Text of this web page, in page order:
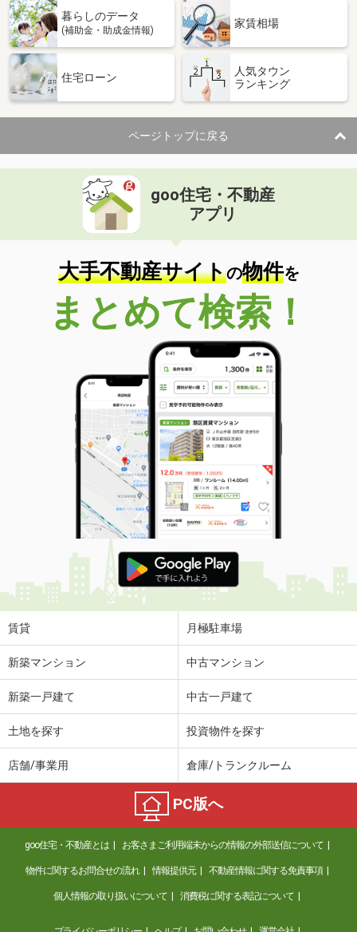
暮らしのデータ
(補助金・助成金情報)
家賃相場
住宅ローン
人気タウン
ランキング
ページトップに戻る
goo住宅・不動産
アプリ
大手不動産サイトの物件を
まとめて検索！
賃貸 月極駐車場
新築マンション 中古マンション
新築一戸建て 中古一戸建て
土地を探す 投資物件を探す
店舗/事業用 倉庫/トランクルーム
PC版へ
goo住宅・不動産とは お客さまご利用端末からの情報の外部送信について
物件に関するお問合せの流れ 情報提供元 不動産情報に関する免責事項
個人情報の取り扱いについて 消費税に関する表記について